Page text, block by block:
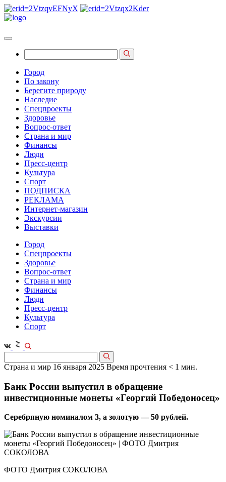
Город
По закону
Берегите природу
Наследие
Спецпроекты
Здоровье
Вопрос-ответ
Страна и мир
Финансы
Люди
Пресс-центр
Культура
Спорт
ПОДПИСКА
РЕКЛАМА
Интернет-магазин
Экскурсии
Выставки
Город
Спецпроекты
Здоровье
Вопрос-ответ
Страна и мир
Финансы
Люди
Пресс-центр
Культура
Спорт
Страна и мир 16 января 2025 Время прочтения < 1 мин.
Банк России выпустил в обращение
инвестиционные монеты «Георгий Победоносец»
Серебряную номиналом 3, а золотую — 50 рублей.
ФОТО Дмитрия СОКОЛОВА